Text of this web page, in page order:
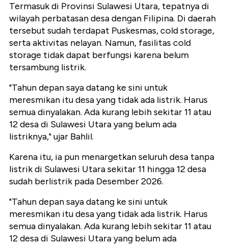
Termasuk di Provinsi Sulawesi Utara, tepatnya di
wilayah perbatasan desa dengan Filipina. Di daerah
tersebut sudah terdapat Puskesmas, cold storage,
serta aktivitas nelayan. Namun, fasilitas cold
storage tidak dapat berfungsi karena belum
tersambung listrik.
"Tahun depan saya datang ke sini untuk
meresmikan itu desa yang tidak ada listrik. Harus
semua dinyalakan. Ada kurang lebih sekitar 11 atau
12 desa di Sulawesi Utara yang belum ada
listriknya," ujar Bahlil.
Karena itu, ia pun menargetkan seluruh desa tanpa
listrik di Sulawesi Utara sekitar 11 hingga 12 desa
sudah berlistrik pada Desember 2026.
"Tahun depan saya datang ke sini untuk
meresmikan itu desa yang tidak ada listrik. Harus
semua dinyalakan. Ada kurang lebih sekitar 11 atau
12 desa di Sulawesi Utara yang belum ada